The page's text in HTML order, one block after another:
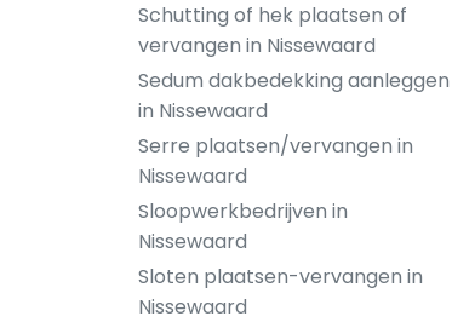
Schutting of hek plaatsen of
vervangen in Nissewaard
Sedum dakbedekking aanleggen
in Nissewaard
Serre plaatsen/vervangen in
Nissewaard
Sloopwerkbedrijven in
Nissewaard
Sloten plaatsen-vervangen in
Nissewaard